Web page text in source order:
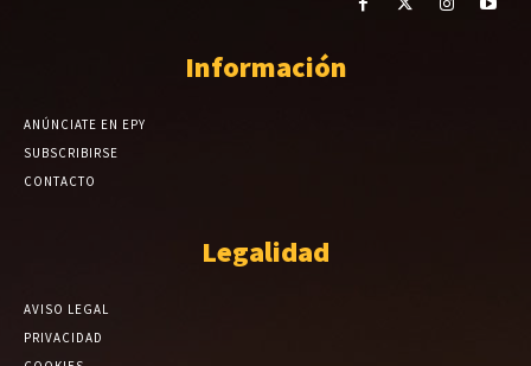
Información
ANÚNCIATE EN EPY
SUBSCRIBIRSE
CONTACTO
Legalidad
AVISO LEGAL
PRIVACIDAD